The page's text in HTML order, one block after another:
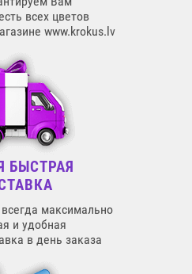
всех цветов
www.krokus.lv
БЫСТРАЯ
всегда максимально
и удобная
в день заказа